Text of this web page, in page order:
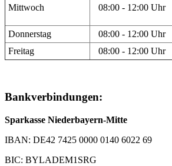
Mittwoch 08:00 - 12:00 Uhr
Donnerstag 08:00 - 12:00 Uhr
Freitag
08:00 - 12:00 Uhr
Bankverbindungen:
Sparkasse Niederbayern-Mitte
IBAN: DE42 7425 0000 0140 6022 69
BIC: BYLADEM1SRG